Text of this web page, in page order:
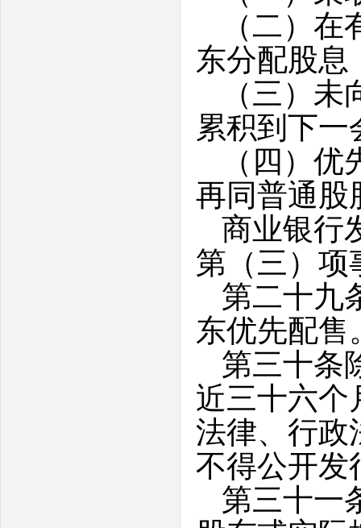
（二）
东分配股息
（三）
累积到下一
（四）
再同普通股
商业银行
第（三）项
第二十九
东优先配售
第三十条
近三十六个
法律、行政
不得公开发
第三十一